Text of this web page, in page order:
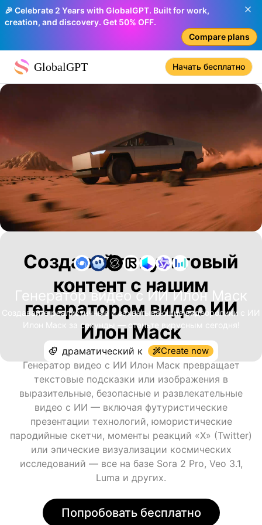
🎉 Celebrate 2 Years with GlobalGPT. Built for work,
creation, and discovery. Get 50% OFF.
Compare plans
GlobalGPT Начать бесплатно
Генератор видео с ИИ Илон Маск
Создавайте реалистичные и захватывающие видеоролики с ИИ
Илон Маск за секунды — станьте вирусным сегодня!
Create now
Создавайте культовый
контент с нашим
генератором видео ИИ
Илон Маск
Генератор видео с ИИ Илон Маск превращает
текстовые подсказки или изображения в
выразительные, безопасные и развлекательные
видео с ИИ — включая футуристические
презентации технологий, юмористические
пародийные скетчи, моменты реакций «X» (Twitter)
или эпические визуализации космических
исследований — все на базе Sora 2 Pro, Veo 3.1,
Luma и других.
Попробовать бесплатно